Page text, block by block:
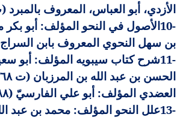
الأزدي، أبو العباس، المعروف بالمبرد (ت
10-الأصول في النحو المؤلف: أبو
بن سهل النحوي المعروف بابن السراج (ت
11-شرح كتاب سيبويه المؤلف: أبو
العضدي المؤلف: أبو علي الفارسيّ (٢٨٨ - ٣٧٧ هـ
13-علل النحو المؤلف: محمد بن عبد